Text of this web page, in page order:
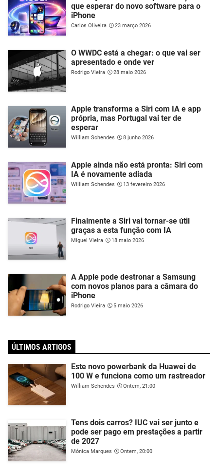
que esperar do novo software para o
iPhone
Carlos Oliveira 23 março 2026
O WWDC está a chegar: o que vai ser
apresentado e onde ver
Rodrigo Vieira 28 maio 2026
Apple transforma a Siri com IA e app
própria, mas Portugal vai ter de
esperar
William Schendes 8 junho 2026
Apple ainda não está pronta: Siri com
IA é novamente adiada
William Schendes 13 fevereiro 2026
Finalmente a Siri vai tornar-se útil
graças a esta função com IA
Miguel Vieira 18 maio 2026
A Apple pode destronar a Samsung
com novos planos para a câmara do
iPhone
Rodrigo Vieira 5 maio 2026
ÚLTIMOS ARTIGOS
Este novo powerbank da Huawei de
100 W e funciona como um rastreador
William Schendes Ontem, 21:00
Tens dois carros? IUC vai ser junto e
pode ser pago em prestações a partir
de 2027
Mónica Marques Ontem, 20:00